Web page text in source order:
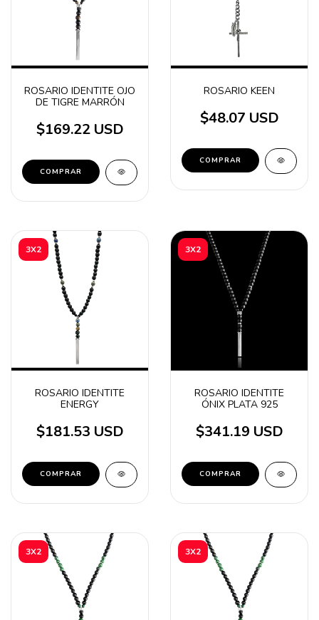
ROSARIO IDENTITE OJO
DE TIGRE MARRÓN
$169.22 USD
ROSARIO KEEN
$48.07 USD
3X2
ROSARIO IDENTITE
ENERGY
$181.53 USD
3X2
ROSARIO IDENTITE
ÓNIX PLATA 925
$341.19 USD
3X2 3X2